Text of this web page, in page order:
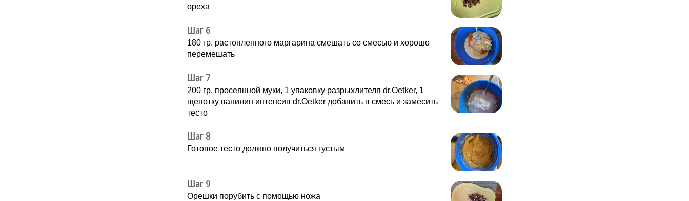
ореха
Шаг 6
180 гр. растопленного маргарина смешать со смесью и хорошо
перемешать
Шаг 7
200 гр. просеянной муки, 1 упаковку разрыхлителя dr.Oetker, 1
щепотку ванилин интенсив dr.Oetker добавить в смесь и замесить
тесто
Шаг 8
Готовое тесто должно получиться густым
Шаг 9
Орешки порубить с помощью ножа